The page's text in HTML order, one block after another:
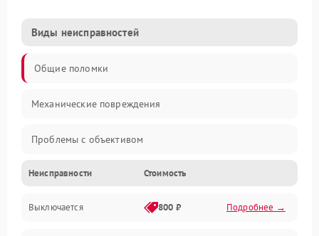
Виды неисправностей
Общие поломки
Механические повреждения
Проблемы с объективом
Электронные ошибки
Механические проблемы
Неисправности Стоимость
Выключается 800 ₽ Подробнее →